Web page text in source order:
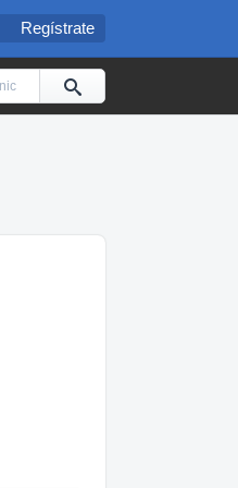
Regístrate